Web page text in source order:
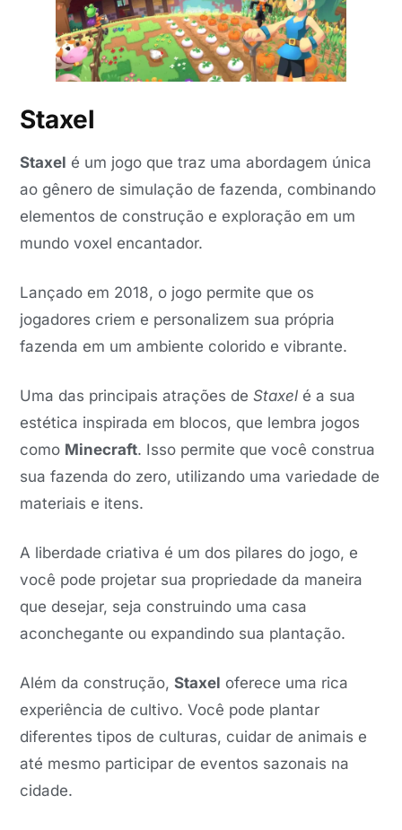
Staxel
Staxel é um jogo que traz uma abordagem única
ao gênero de simulação de fazenda, combinando
elementos de construção e exploração em um
mundo voxel encantador.
Lançado em 2018, o jogo permite que os
jogadores criem e personalizem sua própria
fazenda em um ambiente colorido e vibrante.
Uma das principais atrações deStaxel é a sua
estética inspirada em blocos, que lembra jogos
como Minecraft. Isso permite que você construa
sua fazenda do zero, utilizando uma variedade de
materiais e itens.
A liberdade criativa é um dos pilares do jogo, e
você pode projetar sua propriedade da maneira
que desejar, seja construindo uma casa
aconchegante ou expandindo sua plantação.
Além da construção,Staxel oferece uma rica
experiência de cultivo. Você pode plantar
diferentes tipos de culturas, cuidar de animais e
até mesmo participar de eventos sazonais na
cidade.